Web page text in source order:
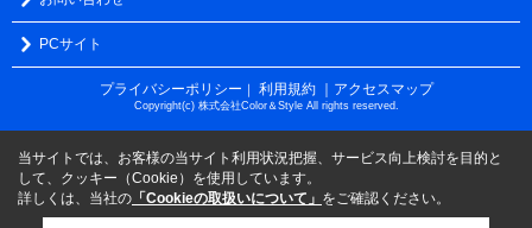
PCサイト
プライバシーポリシー 利用規約 ｜アクセスマップ
Copyright(c) 株式会社Color＆Style All rights reserved.
当サイトでは、お客様の当サイト利用状況把握、サービス向上検討を目的と
して、クッキー（Cookie）を使用しています。
詳しくは、当社の 「Cookieの取扱いについて」 をご確認ください。